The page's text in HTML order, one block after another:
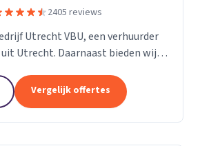
2405 reviews
Utrecht VBU, een verhuurder
Utrecht. Daarnaast bieden wij
Vergelijk offertes